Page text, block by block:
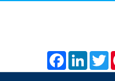
FacebookLinkedIn